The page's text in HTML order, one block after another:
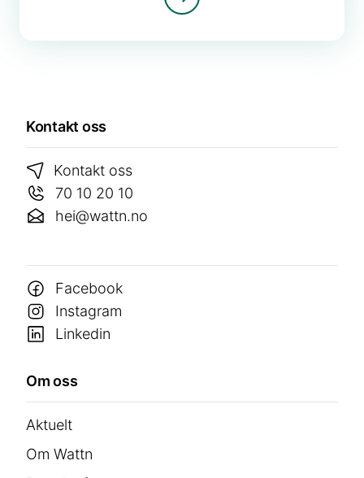
Kontakt oss
Kontakt oss
70 10 20 10
hei@wattn.no
Facebook
Instagram
Linkedin
Om oss
Aktuelt
Om Wattn